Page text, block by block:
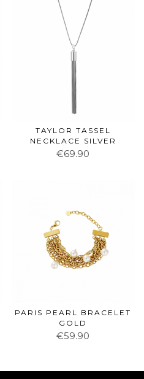
TAYLOR TASSEL
NECKLACE SILVER
€69.90
PARIS PEARL BRACELET
GOLD
€59.90